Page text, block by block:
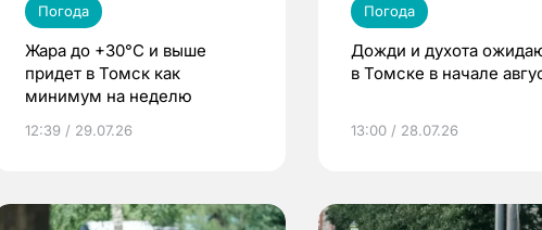
Погода
Жара до +30°C и выше
придет в Томск как
минимум на неделю
12:39 / 29.07.26
Погода
Дожди и духота
в Томске в начале
13:00 / 28.07.26